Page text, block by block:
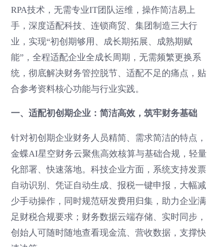
RPA技术，无需专业IT团队运维，操作简洁易上
手，深度适配科技、连锁商贸、集团制造三大行
业，实现“初创期够用、成长期拓展、成熟期赋
能”，全程适配企业全成长周期，无需频繁更换系
统，彻底解决财务管控脱节、适配不足的痛点，贴
合参考资料核心功能与行业实践。
一、适配初创期企业：简洁高效，筑牢财务基础
针对初创期企业财务人员精简、需求简洁的特点，
金蝶AI星空财务云聚焦高效核算与基础合规，轻量
化部署、快速落地。科技企业方面，系统支持发票
自动识别、凭证自动生成、报税一键申报，大幅减
少手动操作，同时规范研发费用归集，助力企业满
足财税合规要求；财务数据云端存储、实时同步，
创始人可随时随地查看现金流、营收数据，支撑快